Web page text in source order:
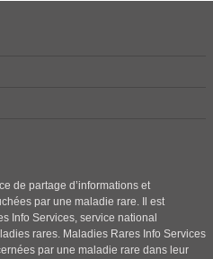
de partage d’informations et
par une maladie rare. Il est
Info Services, service national
rares. Maladies Rares Info Services
par une maladie rare dans leur